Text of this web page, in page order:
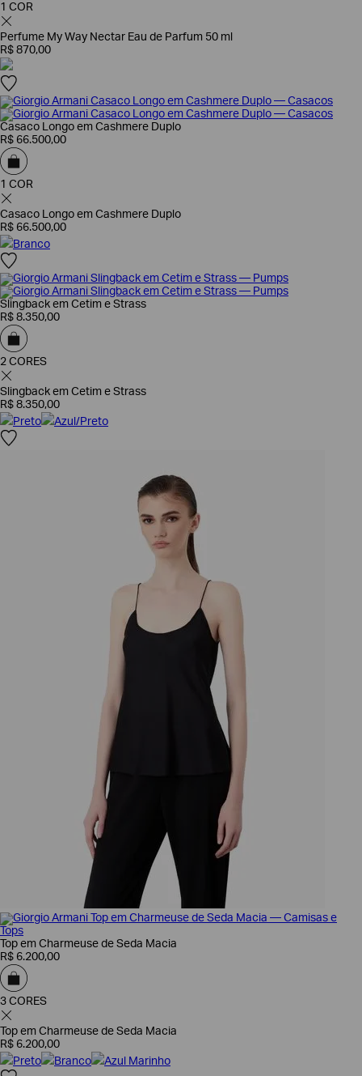
1 COR
Perfume My Way Nectar Eau de Parfum 50 ml
R$ 870,00
Casaco Longo em Cashmere Duplo
R$ 66.500,00
1 COR
Casaco Longo em Cashmere Duplo
R$ 66.500,00
Branco
Slingback em Cetim e Strass
R$ 8.350,00
2 CORES
Slingback em Cetim e Strass
R$ 8.350,00
Preto
Azul/Preto
Top em Charmeuse de Seda Macia
R$ 6.200,00
3 CORES
Top em Charmeuse de Seda Macia
R$ 6.200,00
Preto
Branco Azul Marinho